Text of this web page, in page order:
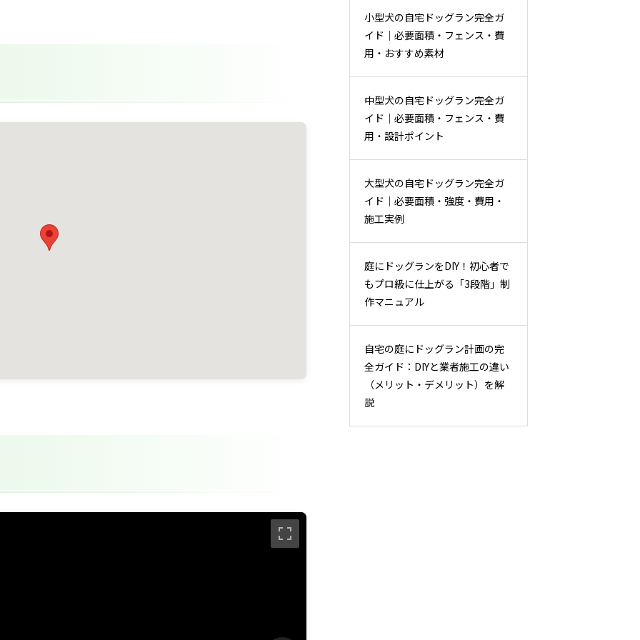
小型犬の自宅ドッグラン完全ガ
イド｜必要面積・フェンス・費
用・おすすめ素材
中型犬の自宅ドッグラン完全ガ
イド｜必要面積・フェンス・費
用・設計ポイント
大型犬の自宅ドッグラン完全ガ
イド｜必要面積・強度・費用・
施工実例
庭にドッグランをDIY！初心者で
もプロ級に仕上がる「3段階」制
作マニュアル
自宅の庭にドッグラン計画の完
全ガイド：DIYと業者施工の違い
（メリット・デメリット）を解
説